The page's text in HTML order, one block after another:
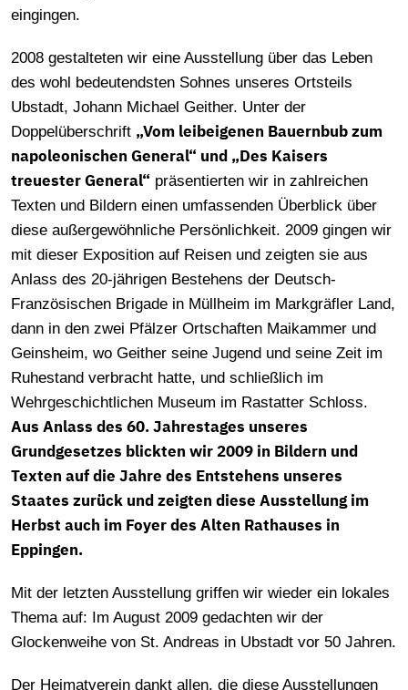
eingingen.
2008 gestalteten wir eine Ausstellung über das Leben
des wohl bedeutendsten Sohnes unseres Ortsteils
Ubstadt, Johann Michael Geither. Unter der
Doppelüberschrift „Vom leibeigenen Bauernbub zum
napoleonischen General“ und „Des Kaisers
treuester General“ präsentierten wir in zahlreichen
Texten und Bildern einen umfassenden Überblick über
diese außergewöhnliche Persönlichkeit. 2009 gingen wir
mit dieser Exposition auf Reisen und zeigten sie aus
Anlass des 20-jährigen Bestehens der Deutsch-
Französischen Brigade in Müllheim im Markgräfler Land,
dann in den zwei Pfälzer Ortschaften Maikammer und
Geinsheim, wo Geither seine Jugend und seine Zeit im
Ruhestand verbracht hatte, und schließlich im
Wehrgeschichtlichen Museum im Rastatter Schloss.
Aus Anlass des 60. Jahrestages unseres
Grundgesetzes blickten wir 2009 in Bildern und
Texten auf die Jahre des Entstehens unseres
Staates zurück und zeigten diese Ausstellung im
Herbst auch im Foyer des Alten Rathauses in
Eppingen.
Mit der letzten Ausstellung griffen wir wieder ein lokales
Thema auf: Im August 2009 gedachten wir der
Glockenweihe von St. Andreas in Ubstadt vor 50 Jahren.
Der Heimatverein dankt allen, die diese Ausstellungen